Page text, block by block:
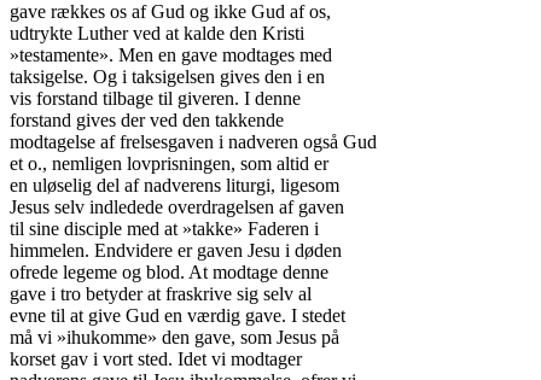
gave rækkes os af Gud og ikke Gud af os,
udtrykte Luther ved at kalde den Kristi
»testamente». Men en gave modtages med
taksigelse. Og i taksigelsen gives den i en
vis forstand tilbage til giveren. I denne
forstand gives der ved den takkende
modtagelse af frelsesgaven i nadveren også Gud
et o., nemligen lovprisningen, som altid er
en uløselig del af nadverens liturgi, ligesom
Jesus selv indledede overdragelsen af gaven
til sine disciple med at »takke» Faderen i
himmelen. Endvidere er gaven Jesu i døden
ofrede legeme og blod. At modtage denne
gave i tro betyder at fraskrive sig selv al
evne til at give Gud en værdig gave. I stedet
må vi »ihukomme» den gave, som Jesus på
korset gav i vort sted. Idet vi modtager